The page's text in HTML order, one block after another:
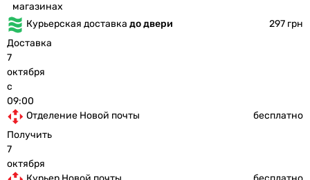
магазинах
Курьерская доставка до двери
297 грн
Доставка
7
октября
с
09:00
Отделение Новой почты
бесплатно
Получить
7
октября